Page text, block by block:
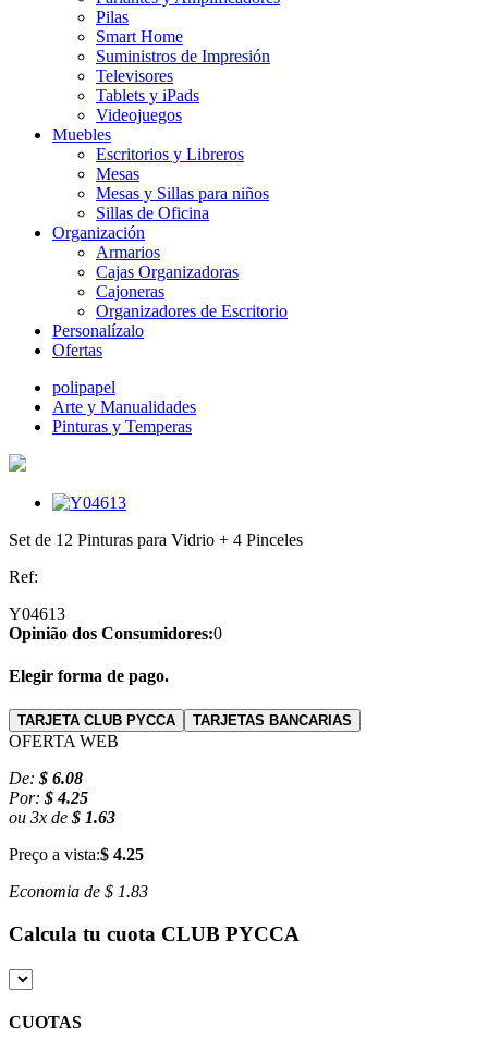
Pilas
Smart Home
Suministros de Impresión
Televisores
Tablets y iPads
Videojuegos
Muebles
Escritorios y Libreros
Mesas
Mesas y Sillas para niños
Sillas de Oficina
Organización
Armarios
Cajas Organizadoras
Cajoneras
Organizadores de Escritorio
Personalízalo
Ofertas
polipapel
Arte y Manualidades
Pinturas y Temperas
Set de 12 Pinturas para Vidrio + 4 Pinceles
Ref:
Y04613
Opinião dos Consumidores:0
Elegir forma de pago.
TARJETA CLUB PYCCA TARJETAS BANCARIAS
OFERTA WEB
De: $ 6.08
Por: $ 4.25
ou 3x de $ 1.63
Preço a vista:$ 4.25
Economia de $ 1.83
Calcula tu cuota CLUB PYCCA
CUOTAS